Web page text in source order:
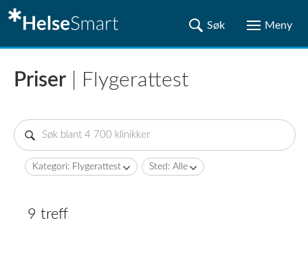
Priser | Flygerattest
Kategori: Flygerattest Sted: Alle
9 treff